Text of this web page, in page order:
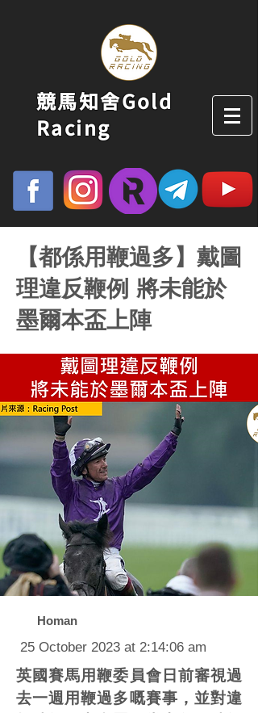
競馬知舍Gold
Racing
【都係用鞭過多】戴圖
理違反鞭例 將未能於
墨爾本盃上陣
Homan
25 October 2023 at 2:14:06 am
英國賽馬用鞭委員會日前審視過
去一週用鞭過多嘅賽事，並對違